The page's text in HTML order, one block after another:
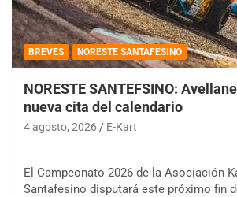
BREVES NORESTE SANTAFESINO
NORESTE SANTEFSINO:
nueva cita del calendario
4 agosto, 2026 E-Kart
El Campeonato 2026 de la Asociación
Santafesino disputará este próximo fin